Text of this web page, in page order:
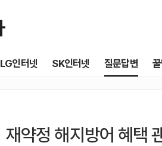
LG인터넷 SK인터넷 질문답변
재약정 해지방어 혜택